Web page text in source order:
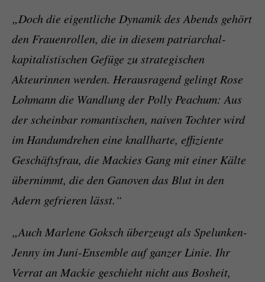
„Doch die eigentliche Dynamik des Abends gehört
den Frauenrollen, die in diesem patriarchal-
kapitalistischen Gefüge zu strategischen
Akteurinnen werden. Herausragend gelingt Rose
Lohmann die Wandlung der Polly Peachum: Aus
der scheinbar romantischen, naiven Tochter wird
im Handumdrehen eine knallharte, effiziente
Geschäftsfrau, die Mackies Gang mit einer Kälte
übernimmt, die den Ganoven das Blut in den
Adern gefrieren lässt.“
„Auch Marlene Goksch überzeugt als Spelunken-
Jenny im Juni-Ensemble auf ganzer Linie. Ihr
Verrat an Mackie geschieht nicht aus Bosheit,